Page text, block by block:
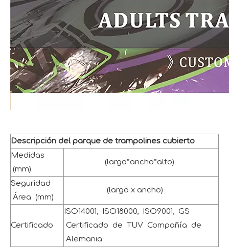
Descripción del parque de trampolines cubierto
Medidas
(mm)
(largo*ancho*alto)
Seguridad
Área (mm)
(largo x ancho)
Certificado
ISO14001, ISO18000, ISO9001, GS
Certificado de TUV Compañía de
Alemania